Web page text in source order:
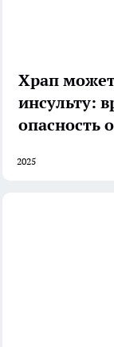
Храп
инсульту:
опасность
2025